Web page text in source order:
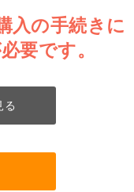
入の手続きに
要です。
る